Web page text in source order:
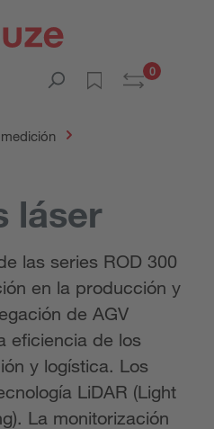
0
láser
las series ROD 300
en la producción y
de AGV
eficiencia de los
y logística. Los
LiDAR (Light
La monitorización